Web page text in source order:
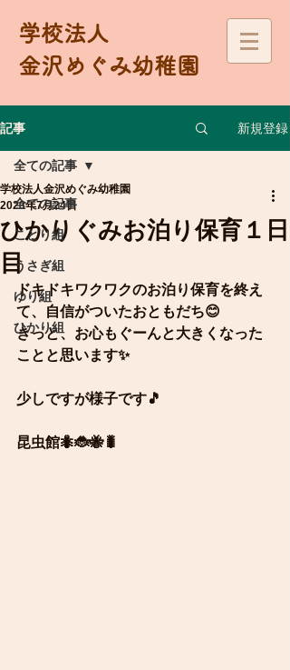
学校法人
金沢めぐみ幼稚園
記事 新規登録
全ての記事
ことり組
うさぎ組
ゆり組
ひかり組
全ての記事
ひかりぐみお泊り保育１日
目
学校法人金沢めぐみ幼稚園
2023年7月24日
ドキドキワクワクのお泊り保育を終え
て、自信がついたおともだち😊
きっと、お心もぐーんと大きくなった
ことと思います✨
少しですが様子です🎵
昆虫館🐜🐞🐝🐛